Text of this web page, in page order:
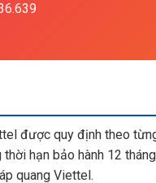
được quy định theo
hạn bảo hành 12
quang Viettel.